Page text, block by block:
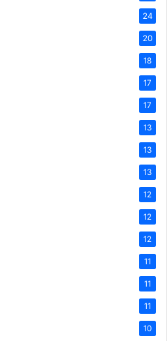
24
20
18
17
17
13
13
13
12
12
12
11
11
11
10